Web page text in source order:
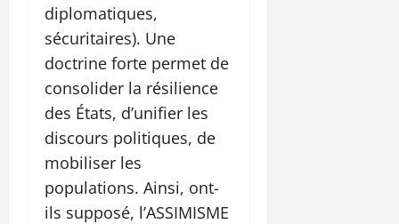
diplomatiques,
sécuritaires). Une
doctrine forte permet de
consolider la résilience
des États, d’unifier les
discours politiques, de
mobiliser les
populations. Ainsi, ont-
ils supposé, l’ASSIMISME